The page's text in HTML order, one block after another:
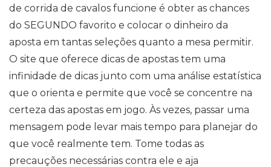
de corrida de cavalos funcione é obter as chances
do SEGUNDO favorito e colocar o dinheiro da
aposta em tantas seleções quanto a mesa permitir.
O site que oferece dicas de apostas tem uma
infinidade de dicas junto com uma análise estatística
que o orienta e permite que você se concentre na
certeza das apostas em jogo. Às vezes, passar uma
mensagem pode levar mais tempo para planejar do
que você realmente tem. Tome todas as
precauções necessárias contra ele e aja